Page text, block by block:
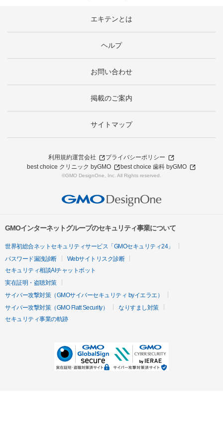
エキテンとは
ヘルプ
お問い合わせ
掲載のご案内
サイトマップ
利用規約運営会社
プライバシーポリシー
best choice クリニック byGMO
best choice 歯科 byGMO
©GMO DesignOne, Inc. All Rights reserved.
GMOインターネットグループのセキュリティ事業について
世界初総合ネットセキュリティサービス「GMOセキュリティ24」
パスワード漏洩診断
Webサイトリスク診断
セキュリティ相談AIチャットボット
実在証明・盗聴対策
サイバー攻撃対策（GMOサイバーセキュリティ byイエラエ）
サイバー攻撃対策（GMO Flatt Security）
なりすまし対策
セキュリティ事業の軌跡